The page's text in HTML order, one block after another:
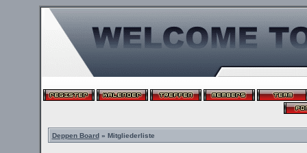
Deppen Board» Mitgliederliste